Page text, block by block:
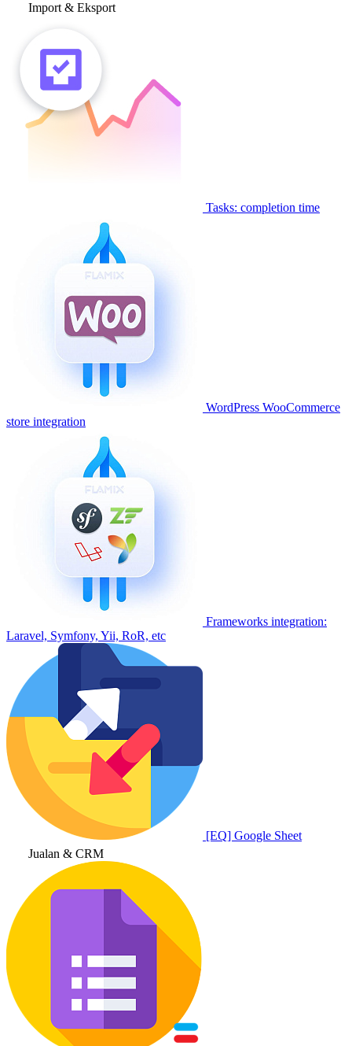
Import & Eksport
Tasks: completion time
WordPress WooCommerce
store integration
Frameworks integration:
Laravel, Symfony, Yii, RoR, etc
[EQ] Google Sheet
Jualan & CRM